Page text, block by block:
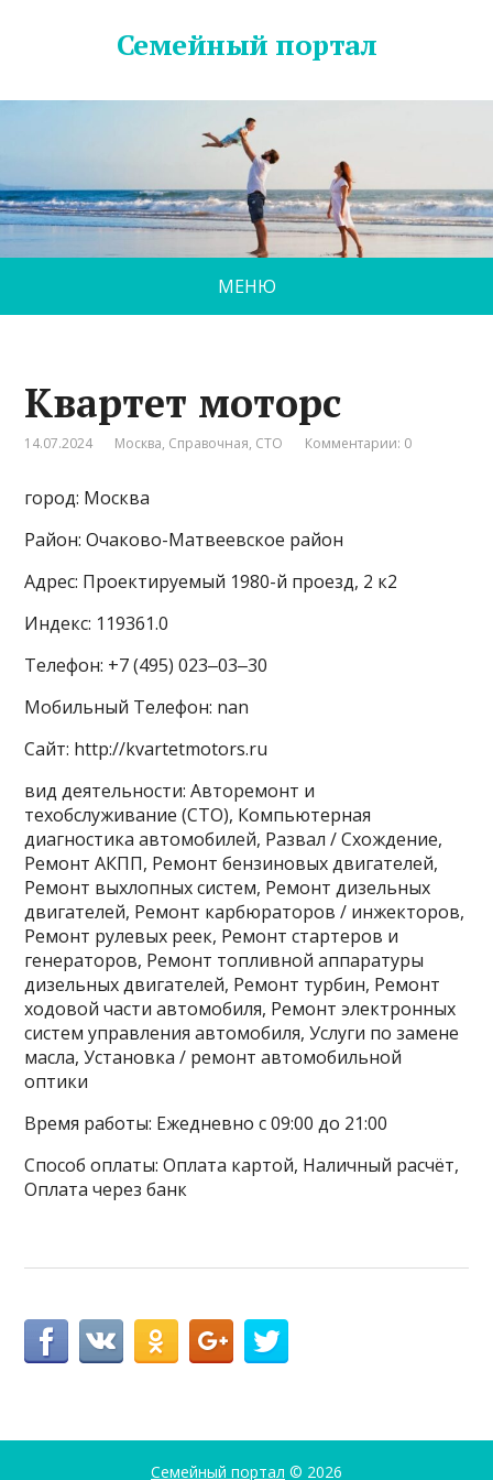
Семейный портал
МЕНЮ
Квартет моторс
14.07.2024 Москва, Справочная, СТО Комментарии: 0
город: Москва
Район: Очаково-Матвеевское район
Адрес: Проектируемый 1980-й проезд, 2 к2
Индекс: 119361.0
Телефон: +7 (495) 023‒03‒30
Мобильный Телефон: nan
Сайт: http://kvartetmotors.ru
вид деятельности: Авторемонт и
техобслуживание (СТО), Компьютерная
диагностика автомобилей, Развал / Схождение,
Ремонт АКПП, Ремонт бензиновых двигателей,
Ремонт выхлопных систем, Ремонт дизельных
двигателей, Ремонт карбюраторов / инжекторов,
Ремонт рулевых реек, Ремонт стартеров и
генераторов, Ремонт топливной аппаратуры
дизельных двигателей, Ремонт турбин, Ремонт
ходовой части автомобиля, Ремонт электронных
систем управления автомобиля, Услуги по замене
масла, Установка / ремонт автомобильной
оптики
Время работы: Ежедневно с 09:00 до 21:00
Способ оплаты: Оплата картой, Наличный расчёт,
Оплата через банк
Семейный портал © 2026